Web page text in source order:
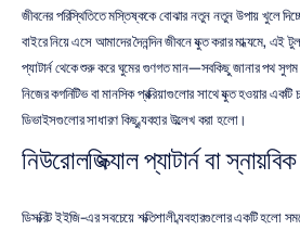
জীবনের পরিস্থিতিতে মস্তিষ্ককে বোঝার নতুন নতুন উপায় খুলে
বাইরে নিয়ে এসে আমাদের দৈনন্দিন জীবনে যুক্ত করার মাধ্যমে, এই
প্যাটার্ন থেকে শুরু করে ঘুমের গুণগত মান—সবকিছু জানার পথ
নিজের কগনিটিভ বা মানসিক প্রক্রিয়াগুলোর সাথে যুক্ত হওয়ার
ডিভাইসগুলোর সাধারণ কিছু ব্যবহার উল্লেখ করা হলো।
নিউরোলজিক্যাল প্যাটার্ন বা
ডিসক্রিট ইইজি-এর সবচেয়ে শক্তিশালী ব্যবহারগুলোর একটি হলো